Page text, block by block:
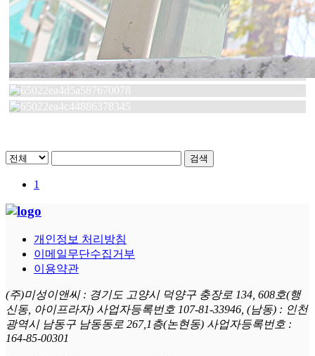
검색
1
개인정보 처리방침
이메일무단수집거부
이용약관
(주)미성이앤씨 : 경기도 고양시 덕양구 충장로 134, 608호(행
신동, 아이프라자) 사업자등록번호 107-81-33946, (남동) : 인천
광역시 남동구 남동동로 267,1층(논현동) 사업자등록번호 :
164-85-00301